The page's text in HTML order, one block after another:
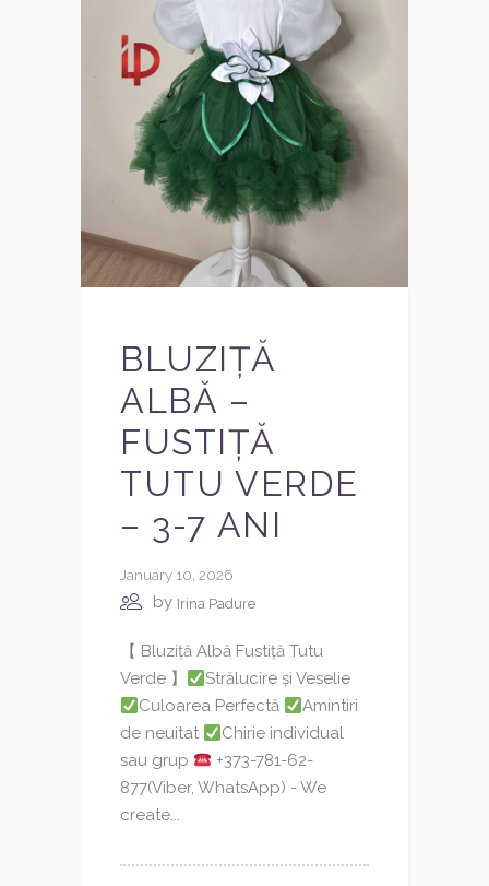
BLUZIȚĂ
ALBĂ –
FUSTIȚĂ
TUTU VERDE
– 3-7 ANI
January 10, 2026
by Irina Padure
【 Bluziță Albă Fustiță Tutu
Verde 】
Strălucire și Veselie
Culoarea Perfectă
Amintiri
de neuitat
Chirie individual
sau grup
+373-781-62-
877(Viber, WhatsApp) - We
create...